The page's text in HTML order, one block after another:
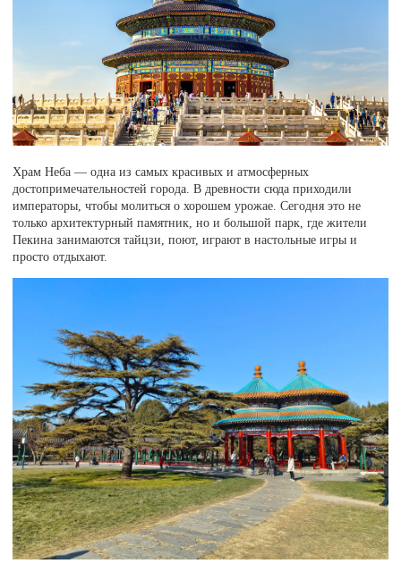
Храм Неба — одна из самых красивых и атмосферных
достопримечательностей города. В древности сюда приходили
императоры, чтобы молиться о хорошем урожае. Сегодня это не
только архитектурный памятник, но и большой парк, где жители
Пекина занимаются тайцзи, поют, играют в настольные игры и
просто отдыхают.